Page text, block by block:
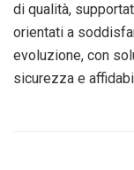
di qualità,
orientati a
evoluzione, con
sicurezza e